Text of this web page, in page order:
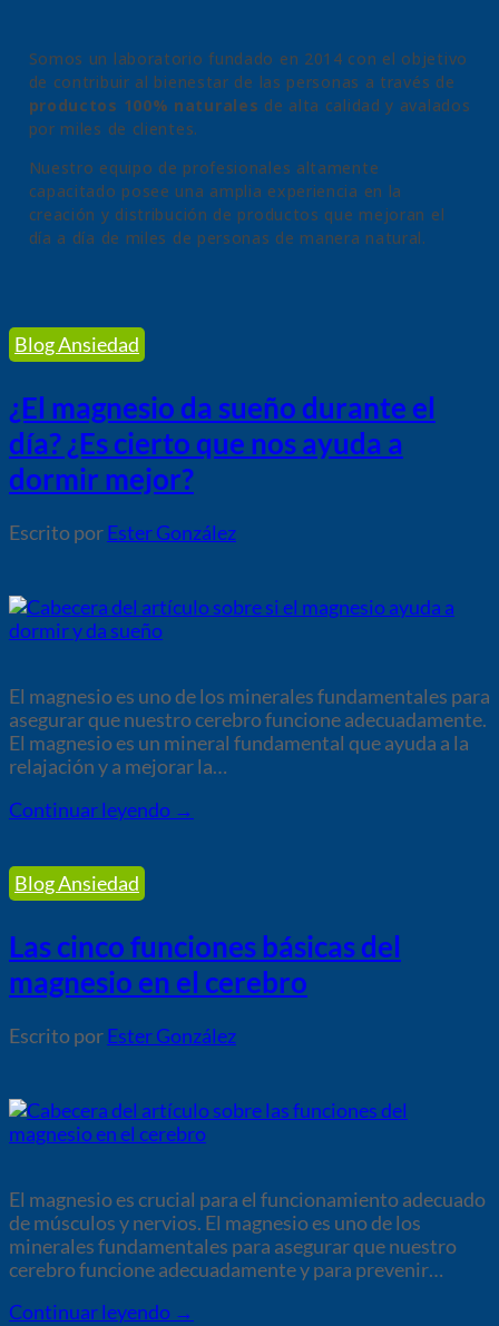
Somos un laboratorio fundado en 2014 con el objetivo
de contribuir al bienestar de las personas a través de
productos 100% naturales de alta calidad y avalados
por miles de clientes.
Nuestro equipo de profesionales altamente
capacitado posee una amplia experiencia en la
creación y distribución de productos que mejoran el
día a día de miles de personas de manera natural.
Blog Ansiedad
¿El magnesio da sueño durante el
día? ¿Es cierto que nos ayuda a
dormir mejor?
porEster González
El magnesio es uno de los minerales fundamentales para
asegurar que nuestro cerebro funcione adecuadamente.
El magnesio es un mineral fundamental que ayuda a la
relajación y a mejorar la…
Continuar leyendo →
Blog Ansiedad
Las cinco funciones básicas del
magnesio en el cerebro
porEster González
El magnesio es crucial para el funcionamiento adecuado
de músculos y nervios. El magnesio es uno de los
minerales fundamentales para asegurar que nuestro
cerebro funcione adecuadamente y para prevenir…
Continuar leyendo →